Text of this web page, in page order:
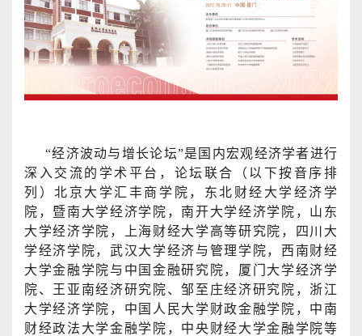
“经济波动与增长论坛”是国内宏观经济学者进行
深入交流的学术平台，论坛联合（以下按音序排
列）北京大学汇丰商学院，东北财经大学经济学
院，暨南大学经济学院，南开大学经济学院，山东
大学经济学院，上海财经大学高等研究院，四川大
学经济学院，武汉大学经济与管理学院，西南财经
大学金融学院与中国金融研究院，厦门大学经济学
院、王亚南经济研究院、邹至庄经济研究院，浙江
大学经济学院，中国人民大学财政金融学院，中南
财经政法大学金融学院，中央财经大学金融学院等